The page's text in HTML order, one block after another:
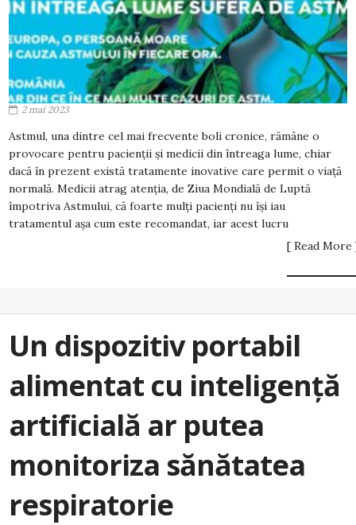
2 mai 2023
Astmul, una dintre cel mai frecvente boli cronice, rămâne o
provocare pentru pacienții și medicii din întreaga lume, chiar
dacă în prezent există tratamente inovative care permit o viață
normală. Medicii atrag atenția, de Ziua Mondială de Luptă
împotriva Astmului, că foarte mulți pacienți nu își iau
tratamentul așa cum este recomandat, iar acest lucru
[ Read More
Un dispozitiv portabil
alimentat cu inteligență
artificială ar putea
monitoriza sănătatea
respiratorie